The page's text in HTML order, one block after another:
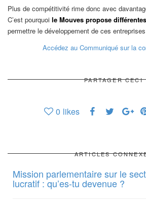
Plus de compétitivité rime donc avec
C’est pourquoi le Mouves propose
permettre le développement de ces
Accédez au Communiqué sur la
PARTAGER CECI
0 likes
ARTICLES
Mission parlementaire sur le
lucratif : qu’es-tu devenue ?